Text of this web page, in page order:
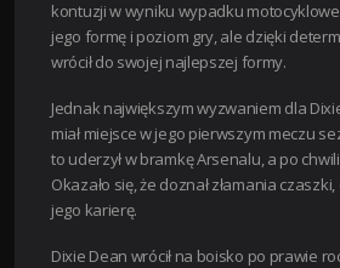
kontuzji w wyniku wypadku
jego formę i poziom gry, ale dzięki
wrócił do swojej najlepszej formy.
Jednak największym wyzwaniem dla
miał miejsce w jego pierwszym meczu
to uderzył w bramkę Arsenalu, a po
Okazało się, że doznał złamania
jego karierę.
Dixie Dean wrócił na boisko po prawie